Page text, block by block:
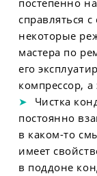
постепенно
справляться
некоторые
мастера по
его
компрессор, а
Чистка
постоянно
в каком-то
имеет
в поддоне